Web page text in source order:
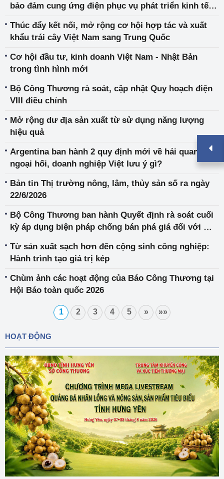
bảo đảm cung ứng điện phục vụ phát triển kinh tế -
Thúc đẩy kết nối, mở rộng cơ hội hợp tác và xuất
khẩu trái cây Việt Nam sang Trung Quốc
Cơ hội đầu tư, kinh doanh Việt Nam - Nhật Bản
trong tình hình mới
Bộ Công Thương rà soát, cập nhật Quy hoạch điện
VIII điều chỉnh
Mở rộng dư địa sản xuất từ sử dụng năng lượng
hiệu quả
Argentina ban hành 2 quy định mới về hải quan và
ngoại hối, doanh nghiệp Việt lưu ý gì?
Bản tin Thị trường nông, lâm, thủy sản số ra ngày
22/6/2026
Bộ Công Thương ban hành Quyết định rà soát cuối
kỳ áp dụng biện pháp chống bán phá giá đối với một
Vương quốc Thái Lan và Cộng hòa Nhân dân Trung
Hoa (mã vụ việc ER01.AD15)
Từ sản xuất sạch hơn đến cộng sinh công nghiệp:
Hành trình tạo giá trị kép
Chùm ảnh các hoạt động của Báo Công Thương tại
Hội Báo toàn quốc 2026
1 2 3 4 5 » »»
HOẠT ĐỘNG